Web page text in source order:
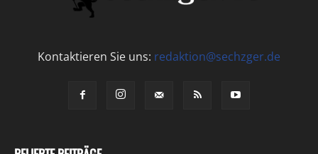
Kontaktieren Sie uns: redaktion@sechzger.de